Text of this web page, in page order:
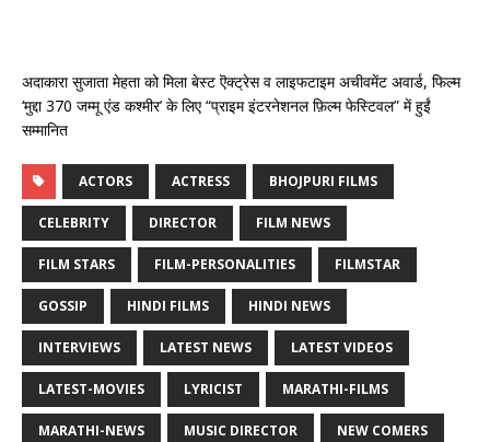
अदाकारा सुजाता मेहता को मिला बेस्ट ऎक्ट्रेस व लाइफटाइम अचीवमेंट अवार्ड, फिल्म
‘मुद्दा 370 जम्मू एंड कश्मीर’ के लिए “प्राइम इंटरनेशनल फ़िल्म फेस्टिवल” में हुईं
सम्मानित
ACTORS ACTRESS BHOJPURI FILMS
CELEBRITY DIRECTOR FILM NEWS
FILM STARS FILM-PERSONALITIES FILMSTAR
GOSSIP HINDI FILMS HINDI NEWS
INTERVIEWS LATEST NEWS LATEST VIDEOS
LATEST-MOVIES LYRICIST MARATHI-FILMS
MARATHI-NEWS MUSIC DIRECTOR NEW COMERS